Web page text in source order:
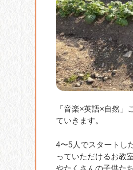
「音楽×英語×自然
ていきます。
4〜5人でスタートし
っていただけるお教